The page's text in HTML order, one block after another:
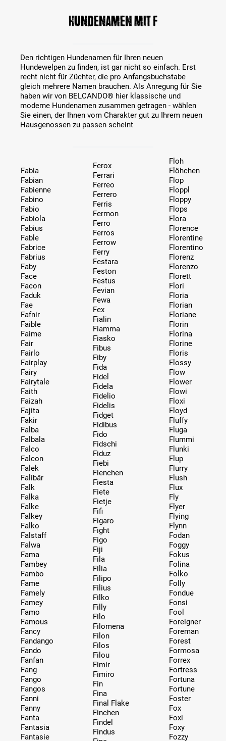
Hundenamen mit F
Den richtigen Hundenamen für Ihren neuen
Hundewelpen zu finden, ist gar nicht so einfach. Erst
recht nicht für Züchter, die pro Anfangsbuchstabe
gleich mehrere Namen brauchen. Als Anregung für Sie
haben wir von BELCANDO® hier klassische und
moderne Hundenamen zusammen getragen - wählen
Sie einen, der Ihnen vom Charakter gut zu Ihrem neuen
Hausgenossen zu passen scheint
Fabia
Fabian
Fabienne
Fabino
Fabio
Fabiola
Fabius
Fable
Fabrice
Fabrius
Faby
Face
Facon
Faduk
Fae
Fafnir
Faible
Faime
Fair
Fairlo
Fairplay
Fairy
Fairytale
Faith
Faizah
Fajita
Fakir
Falba
Falbala
Falco
Falcon
Falek
Falibär
Falk
Falka
Falke
Falkey
Falko
Falstaff
Falwa
Fama
Fambey
Fambo
Fame
Famely
Famey
Famo
Famous
Fancy
Fandango
Fando
Fanfan
Fang
Fango
Fangos
Fanni
Fanny
Fanta
Fantasia
Fantasie
Ferox
Ferrari
Ferreo
Ferrero
Ferris
Ferrnon
Ferro
Ferros
Ferrow
Ferry
Festara
Feston
Festus
Fevian
Fewa
Fex
Fialin
Fiamma
Fiasko
Fibus
Fiby
Fida
Fidel
Fidela
Fidelio
Fidelis
Fidget
Fidibus
Fido
Fidschi
Fiduz
Fiebi
Fienchen
Fiesta
Fiete
Fietje
Fifi
Figaro
Fight
Figo
Fiji
Fila
Filia
Filipo
Filius
Filko
Filly
Filo
Filomena
Filon
Filos
Filou
Fimir
Fimiro
Fin
Fina
Final Flake
Finchen
Findel
Findus
Floh
Flöhchen
Flop
Floppl
Floppy
Flops
Flora
Florence
Florentine
Florentino
Florenz
Florenzo
Florett
Flori
Floria
Florian
Floriane
Florin
Florina
Florine
Floris
Flossy
Flow
Flower
Flowi
Floxi
Floyd
Fluffy
Fluga
Flummi
Flunki
Flup
Flurry
Flush
Flux
Fly
Flyer
Flying
Flynn
Fodan
Foggy
Fokus
Folina
Folko
Folly
Fondue
Fonsi
Fool
Foreigner
Foreman
Forest
Formosa
Forrex
Fortress
Fortuna
Fortune
Foster
Fox
Foxi
Foxy
Fozzy